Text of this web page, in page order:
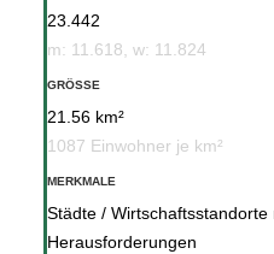
23.442
m: 11.618, w: 11.824
GRÖSSE
21.56 km²
1087 Einwohner je km²
MERKMALE
Städte /
Herausforderungen